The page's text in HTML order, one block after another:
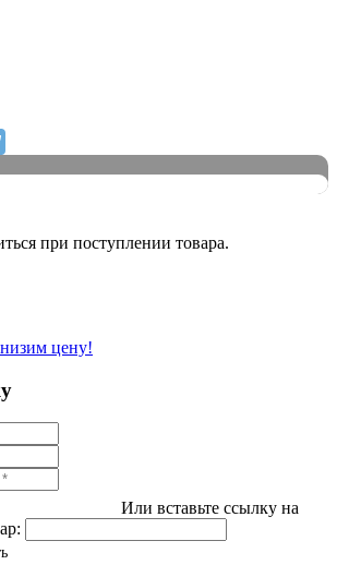
при поступлении товара.
цену!
Или вставьте ссылку на